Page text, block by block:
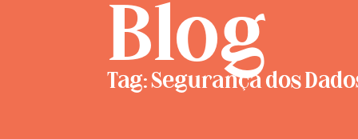
Blog
Tag: Segurança dos